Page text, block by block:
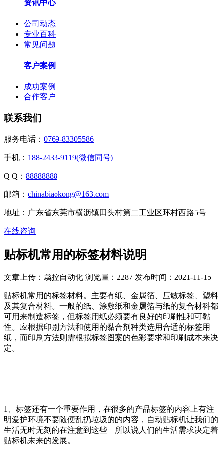
资讯中心
公司动态
专业百科
常见问题
客户案例
成功案例
合作客户
联系我们
服务电话： 0769-83305586
手机： 188-2433-9119(微信同号)
Q Q： 88888888
邮箱： chinabiaokong@163.com
地址：广东省东莞市横沥镇田头村第二工业区环村西路5号
在线咨询
贴标机常用的标签材料说明
文章上传：骉控自动化 浏览量：2287 发布时间：2021-11-15
贴标机常用的标签材料。主要有纸、金属箔、压敏标签、塑料
及其复合材料。一般的纸、涂敷纸和金属箔与纸的复合材科都
可用来制造标签，但标签用纸必须要有良好的印刷性和可黏
性。应根据印别方法和使用的黏合剂种类选用合适的标签用
纸，而印刷方法则需根拟标签图案的色彩要求和印刷成本来决
定。
1、标签还有一个重要作用，在很多的产品标签的内容上有注
明爱护环境不要随便乱扔垃圾的的内容，自动贴标机让我们的
生活无时无刻的在注意到这些，所以说人们的生活需求决定着
贴标机未来的发展。